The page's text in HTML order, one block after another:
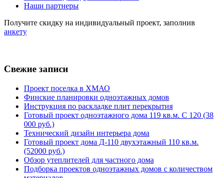
Наши партнеры
Получите скидку на индивидуальный проект, заполнив
анкету
Свежие записи
Проект поселка в ХМАО
Финские планировки одноэтажных домов
Инструкция по раскладке плит перекрытия
Готовый проект одноэтажного дома 119 кв.м. С 120 (38
000 руб.)
Технический дизайн интерьера дома
Готовый проект дома Д-110 двухэтажный 110 кв.м.
(52000 руб.)
Обзор утеплителей для частного дома
Подборка проектов одноэтажных домов с количеством